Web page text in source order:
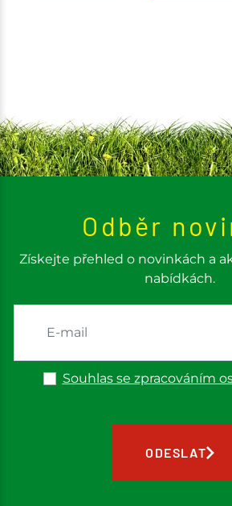
Odběr
Získejte přehled o novinkách a
nabídkách.
Souhlas se zpracováním
ODESLAT